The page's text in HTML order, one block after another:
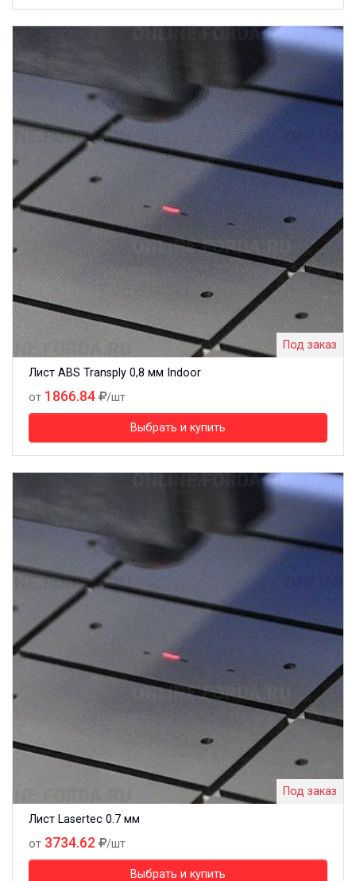
Под заказ
Лист ABS Transply 0,8 мм Indoor
от 1866.84 /шт
Выбрать и купить
Под заказ
Лист Lasertec 0.7 мм
от 3734.62 /шт
Выбрать и купить